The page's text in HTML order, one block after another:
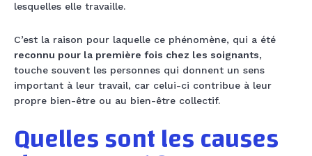
lesquelles elle travaille.
C’est la raison pour laquelle ce phénomène, qui a été
reconnu pour la première fois chez les soignants,
touche souvent les personnes qui donnent un sens
important à leur travail, car celui-ci contribue à leur
propre bien-être ou au bien-être collectif.
Quelles sont les causes